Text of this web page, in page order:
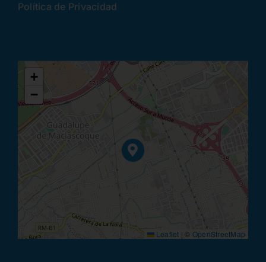
Política de Privacidad
+
−
Leaflet | © OpenStreetMap